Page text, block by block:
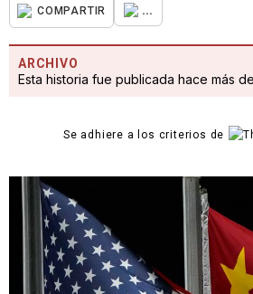
COMPARTIR ...
ARCHIVO
Esta historia fue publicada hace más
Se adhiere a los criterios de